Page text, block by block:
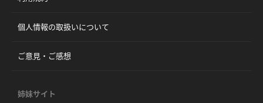
個人情報の取扱いについて
ご意見・ご感想
姉妹サイト